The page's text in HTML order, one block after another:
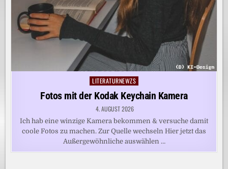
Posted
in
LITERATURNEWZS
Fotos mit der Kodak Keychain Kamera
4. AUGUST 2026
Ich hab eine winzige Kamera bekommen & versuche damit
coole Fotos zu machen. Zur Quelle wechseln Hier jetzt das
Außergewöhnliche auswählen …